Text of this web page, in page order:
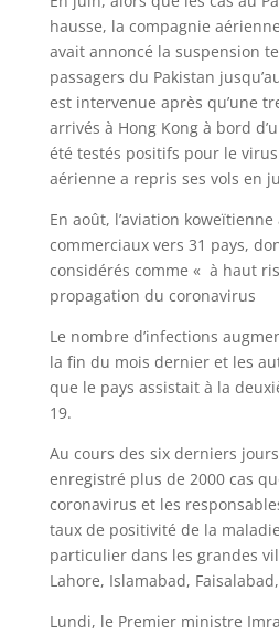
hausse, la compagnie
avait annoncé la suspension
passagers du Pakistan
est intervenue après qu’une
arrivés à Hong Kong à bord
été testés positifs pour le
aérienne a repris ses vols en
En août, l’aviation
commerciaux vers 31 pays,
considérés comme « à haut
propagation du coronavirus
Le nombre d’infections
la fin du mois dernier et les
que le pays assistait à la
19.
Au cours des six derniers
enregistré plus de 2000 cas
coronavirus et les
taux de positivité de la
particulier dans les grandes
Lahore, Islamabad,
Lundi, le Premier ministre